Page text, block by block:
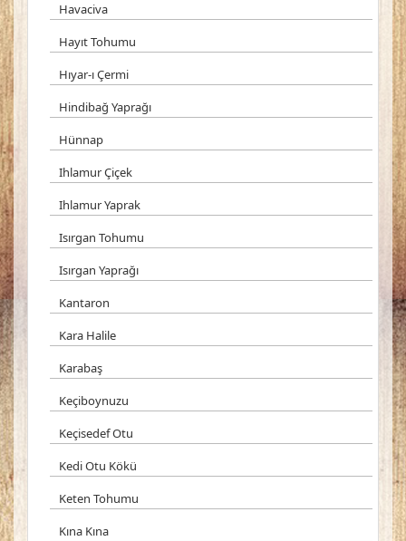
Havaciva
Hayıt Tohumu
Hıyar-ı Çermi
Hindibağ Yaprağı
Hünnap
Ihlamur Çiçek
Ihlamur Yaprak
Isırgan Tohumu
Isırgan Yaprağı
Kantaron
Kara Halile
Karabaş
Keçiboynuzu
Keçisedef Otu
Kedi Otu Kökü
Keten Tohumu
Kına Kına